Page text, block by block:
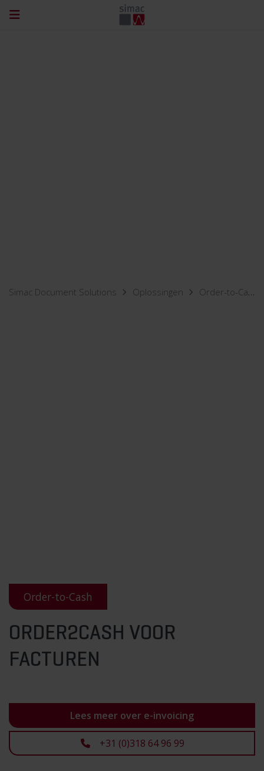
Simac Document Solutions Oplossingen Order-to-Cash
Order-to-Cash
ORDER2CASH VOOR
FACTUREN
Lees meer over e-invoicing
+31 (0)318 64 96 99